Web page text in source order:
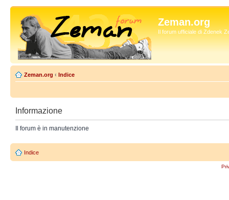
Zeman.org
Il forum ufficiale di Zdenek
Zeman.org ‹ Indice
Informazione
Il forum è in manutenzione
Indice